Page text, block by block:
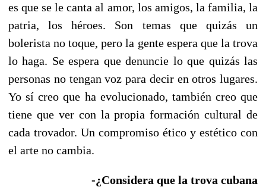
es que se le canta al amor, los amigos, la familia, la
patria, los héroes. Son temas que quizás un
bolerista no toque, pero la gente espera que la trova
lo haga. Se espera que denuncie lo que quizás las
personas no tengan voz para decir en otros lugares.
Yo sí creo que ha evolucionado, también creo que
tiene que ver con la propia formación cultural de
cada trovador. Un compromiso ético y estético con
el arte no cambia.
-¿Considera que la trova cubana